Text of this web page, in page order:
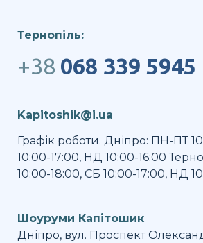
Тернопіль:
+38 068 339 5945
Kapitoshik@i.ua
Графік роботи. Дніпро: ПН-ПТ
10:00-17:00, НД 10:00-16:00
10:00-18:00, СБ 10:00-17:00, НД
Шоуруми Капітошик
Дніпро, вул. Проспект